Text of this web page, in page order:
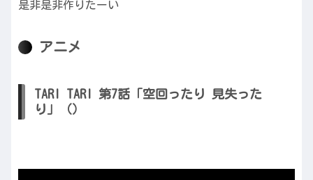
是非是非作りたーい
アニメ
TARI TARI 第7話「空回ったり 見失った
り」（）